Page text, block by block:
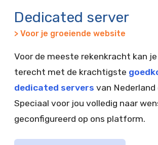
Dedicated server
> Voor je groeiende website
Voor de meeste rekenkracht kan
terecht met de krachtigste
dedicated servers van Nederland
Speciaal voor jou volledig naar
geconfigureerd op ons platform.